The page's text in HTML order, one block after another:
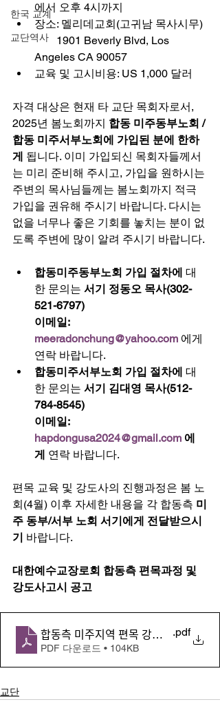
한국 교계
교단역사
에서 오후 4시까지
장소: 멜리데교회(고귀남 목사시무)
        1901 Beverly Blvd, Los
Angeles CA 90057
교육 및 고시비용: US 1,000 달러
자격 대상은 현재 타 교단 목회자로서,
2025년 봄노회까지 합동 미주동부노회 /
합동 미주서부노회에 가입된 분에 한하
게 됩니다. 이미 가입되신 목회자들께서
는 미리 준비해 주시고, 가입을 원하시는
주변의 목사님들께는 봄노회까지 적극
가입을 권유해 주시기 바랍니다. 다시는
없을 너무나 좋은 기회를 놓치는 분이 없
도록 주변에 많이 알려 주시기 바랍니다.
합동미주동부노회 가입 절차에 대
한 문의는 서기 정동오 목사(302-
521-6797)
이메일:
meeradonchung@yahoo.com 에게
연락 바랍니다.
합동미주서부노회 가입 절차에 대
한 문의는 서기 김대영 목사(512-
784-8545)
이메일:
hapdongusa2024@gmail.com 에
게 연락 바랍니다.
편목 교육 및 강도사의 진행과정은 봄 노
회(4월) 이후 자세한 내용을 각 합동측 미
주 동부/서부 노회 서기에게 전달받으시
기 바랍니다.
대한예수교장로회 합동측 편목과정 및
강도사고시 공고
합동측 미주지역 편목 강도사고시
.pdf
PDF 다운로드 • 104KB
교단